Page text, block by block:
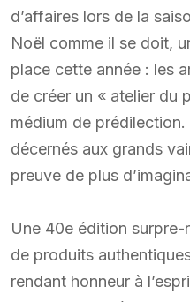
d’affaires lors de la
Noël comme il se doit,
place cette année : les
de créer un « atelier du
médium de
décernés aux grands
preuve de plus
Une 40e édition
de produits
rendant honneur à